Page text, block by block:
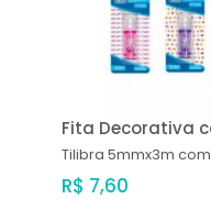
Fita Decorativa
Tilibra 5mmx3m
R$ 7,60